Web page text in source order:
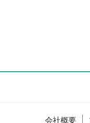
会社概要